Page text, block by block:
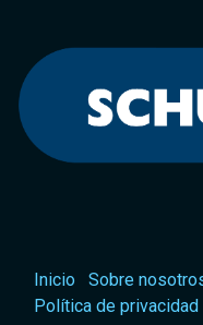
Inicio Sobre
Política de privacidad